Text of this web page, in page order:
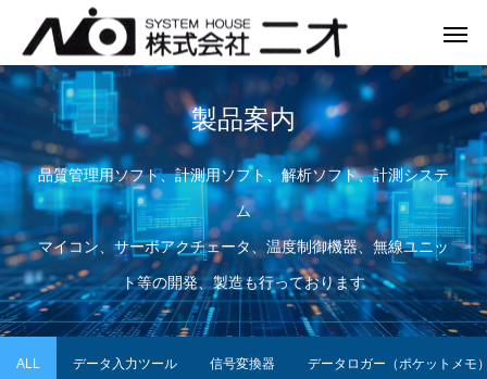
Warning /var/www/home/
Warning
/var/www/home/
Warning
/var/www/
製品案内
品質管理用ソフト、計測用ソフト、解析ソフト、計測システ
ム
マイコン、サーボアクチェータ、温度制御機器、無線ユニッ
ト等の開発、製造も行っております
ALL データ入力ツール 信号変換器 データロガー（ポケットメモ